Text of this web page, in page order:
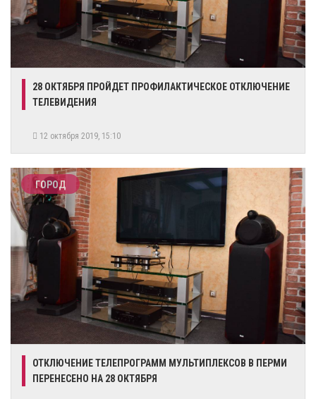
28 ОКТЯБРЯ ПРОЙДЕТ ПРОФИЛАКТИЧЕСКОЕ ОТКЛЮЧЕНИЕ
ТЕЛЕВИДЕНИЯ
12 октября 2019, 15:10
ГОРОД
ОТКЛЮЧЕНИЕ ТЕЛЕПРОГРАММ МУЛЬТИПЛЕКСОВ В ПЕРМИ
ПЕРЕНЕСЕНО НА 28 ОКТЯБРЯ